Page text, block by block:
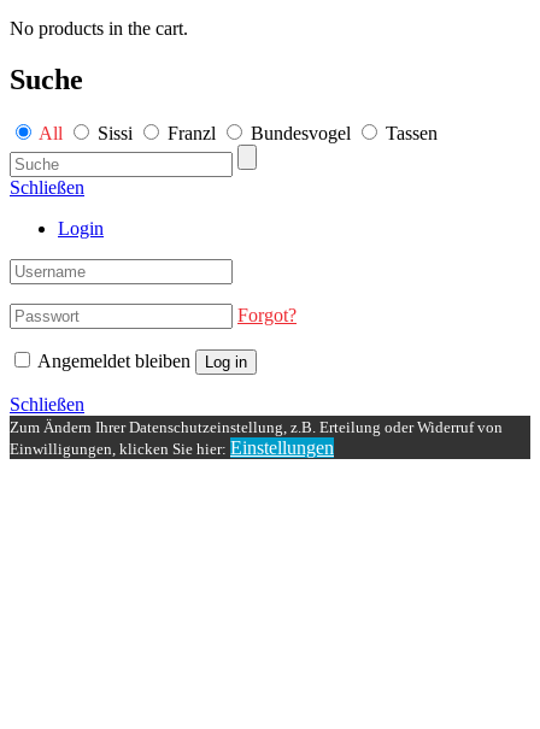
No products in the cart.
Suche
All Sissi Franzl Bundesvogel Tassen
Schließen
Login
Forgot?
Angemeldet bleiben Log in
Schließen
Zum Ändern Ihrer Datenschutzeinstellung, z.B. Erteilung oder Widerruf von
Einwilligungen, klicken Sie hier: Einstellungen